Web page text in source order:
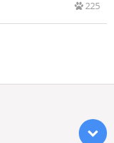
225